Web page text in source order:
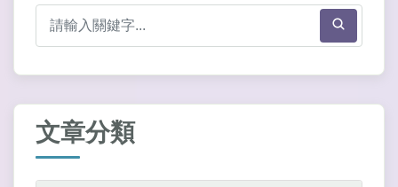
文章分類